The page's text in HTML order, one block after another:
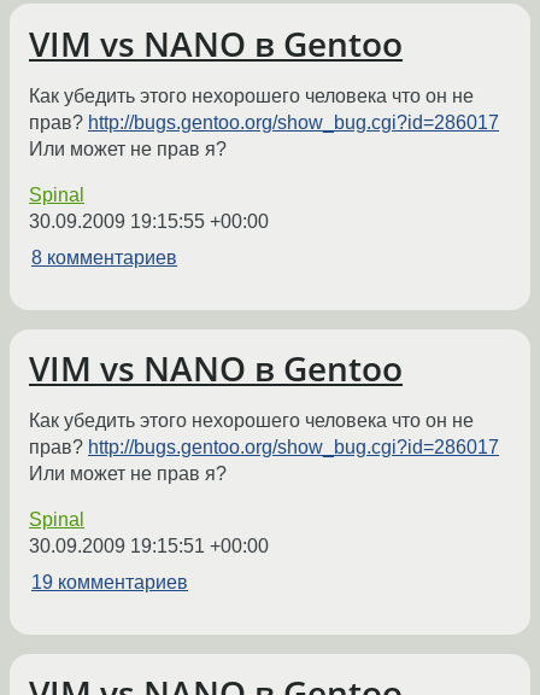
VIM vs NANO в Gentoo
Как убедить этого нехорошего человека что он не
прав? http://bugs.gentoo.org/show_bug.cgi?id=286017
Или может не прав я?
Spinal
30.09.2009 19:15:55 +00:00
8 комментариев
VIM vs NANO в Gentoo
Как убедить этого нехорошего человека что он не
прав? http://bugs.gentoo.org/show_bug.cgi?id=286017
Или может не прав я?
Spinal
30.09.2009 19:15:51 +00:00
19 комментариев